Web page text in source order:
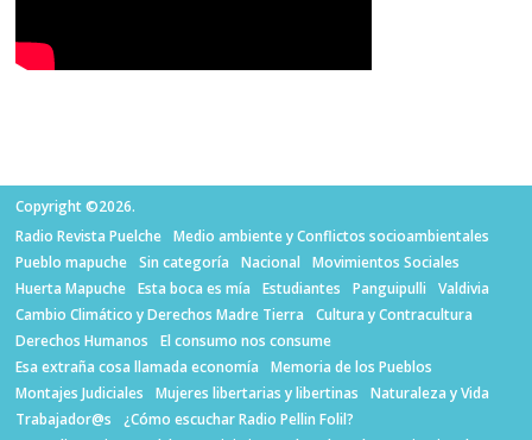
Copyright ©2026.
Radio Revista Puelche
Medio ambiente y Conflictos socioambientales
Pueblo mapuche
Sin categoría Nacional
Movimientos Sociales
Huerta Mapuche
Esta boca es mía Estudiantes Panguipulli
Valdivia
Cambio Climático y Derechos Madre Tierra
Cultura y Contracultura
Derechos Humanos
El consumo nos consume
Esa extraña cosa llamada economía
Memoria de los Pueblos
Montajes Judiciales
Mujeres libertarias y libertinas
Naturaleza y Vida
Trabajador@s
¿Cómo escuchar Radio Pellin Folil?